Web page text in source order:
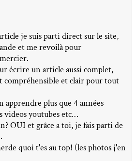
je suis parti direct sur le site,
et me revoilà pour
écrire un article aussi complet,
et clair pour tout
apprendre plus que 4 années
videos youtubes etc…
OUI et grâce a toi, je fais parti de
quoi t'es au top! (les photos j'en